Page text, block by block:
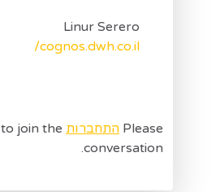
Linur Serero
cognos.dwh.co.il/
Please התחברות to join the
conversation.